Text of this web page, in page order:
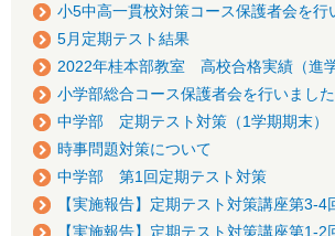
小5中高一貫校対策コース保護者会を行
5月定期テスト結果
2022年桂本部教室 高校合格実績（進学
小学部総合コース保護者会を行いました
中学部 定期テスト対策（1学期期末）
時事問題対策について
中学部 第1回定期テスト対策
【実施報告】定期テスト対策講座第3-4
【実施報告】定期テスト対策講座第1-2